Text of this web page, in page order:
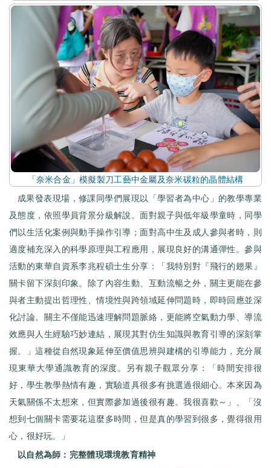
「奈米合金」模擬製刀工藝中金屬及奈米碳粒的晶體結構
成果發表現場，修課同學們展現以「學習者為中心」的教學專業
及態度，依照學員背景分級解說。面對親子與低年級學童時，同學
們以生活化案例與動手操作引導；面對高中生及成人參與者時，則
適度補充深入的科學原理與工程應用，展現良好的溝通彈性。參與
活動的東華自資系李兆程碩士生分享：「我特別對『飛行的翅果』
關卡留下深刻印象。除了內容生動、互動流暢之外，關主更能在參
與者主動提出哲理性、情境性與跨領域延伸問題時，即時回應並深
化討論。關主不僅能迅速理解問題脈絡，更能將空氣動力學、導流
效應與人生經驗巧妙連結，展現其對仿生知識與教育引導的深刻掌
握。」這種從自然現象延伸至價值思辨與建構的引導能力，充分展
現東華大學通識教育的深度。另有親子觀眾分享：「時間安排很
好，學生教學熱情有趣，實驗道具很多有挑選過很細心。本來因為
天氣關係不太想來，但實際參加過後很有趣。我很喜歡～」、「沒
想到七個關卡需要花這麼多時間，但是真的學習到很多，覺得很用
心，很好玩。」
以自然為師：完整體現環境教育精神